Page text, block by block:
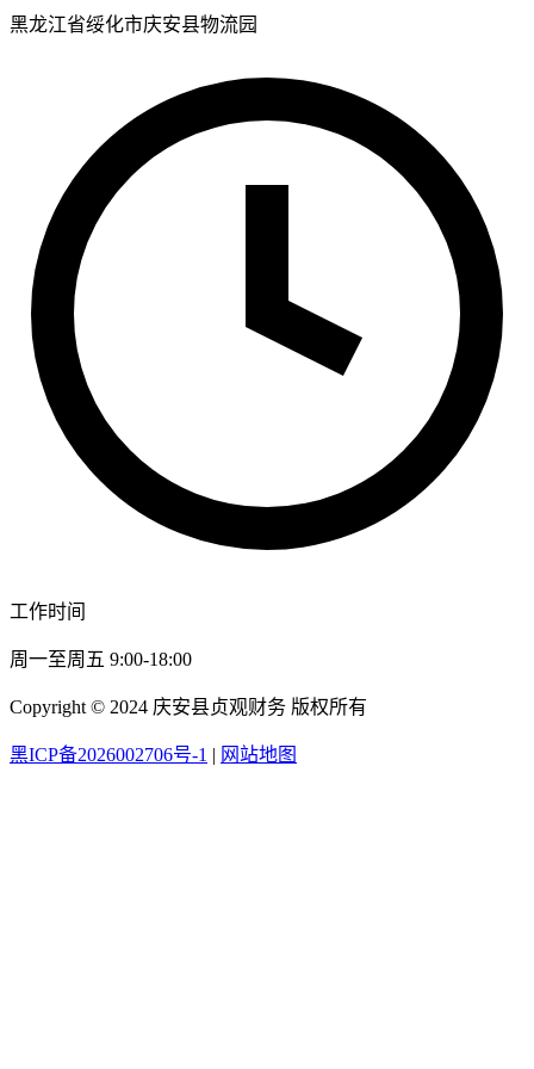
黑龙江省绥化市庆安县物流园
工作时间
周一至周五 9:00-18:00
Copyright © 2024 庆安县贞观财务 版权所有
黑ICP备2026002706号-1 | 网站地图